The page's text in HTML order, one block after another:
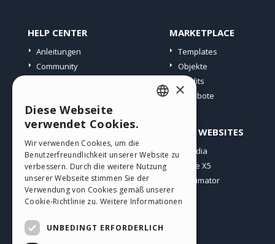
HELP CENTER
Anleitungen
Community
MARKETPLACE
Templates
Objekte
Credits
Angebote
PROFIL
Meine Beiträge
Meine Lizenz
Download
Webhosting
ANDERE WEBSITES
Incomedia
WebSite X5
WebAnimator
GERMAN
SPANISH
PORTUGUESE
×
Diese Webseite
verwendet Cookies.
Wir verwenden Cookies, um die
Benutzerfreundlichkeit unserer Website zu
verbessern. Durch die weitere Nutzung
unserer Webseite stimmen Sie der
Verwendung von Cookies gemäß unserer
Cookie-Richtlinie zu. Weitere Informationen
UNBEDINGT ERFORDERLICH